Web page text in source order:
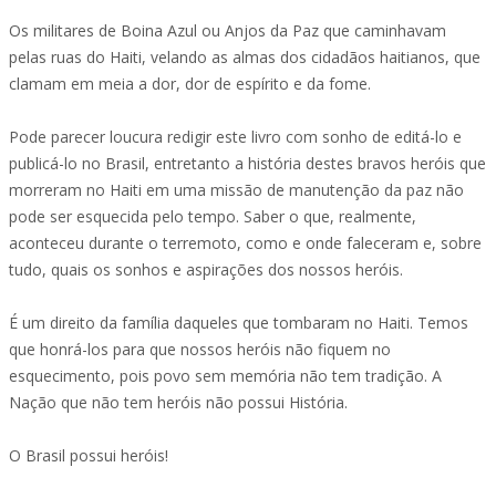
Os militares de Boina Azul ou Anjos da Paz que caminhavam
pelas ruas do Haiti, velando as almas dos cidadãos haitianos, que
clamam em meia a dor, dor de espírito e da fome.
Pode parecer loucura redigir este livro com sonho de editá-lo e
publicá-lo no Brasil, entretanto a história destes bravos heróis que
morreram no Haiti em uma missão de manutenção da paz não
pode ser esquecida pelo tempo. Saber o que, realmente,
aconteceu durante o terremoto, como e onde faleceram e, sobre
tudo, quais os sonhos e aspirações dos nossos heróis.
É um direito da família daqueles que tombaram no Haiti. Temos
que honrá-los para que nossos heróis não fiquem no
esquecimento, pois povo sem memória não tem tradição. A
Nação que não tem heróis não possui História.
O Brasil possui heróis!